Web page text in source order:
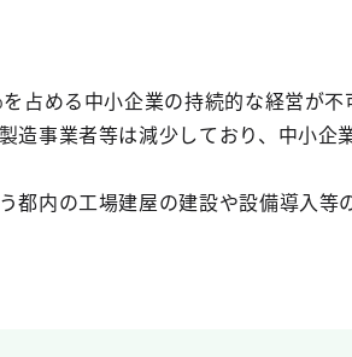
占める中小企業の持続的な経営が
造事業者等は減少しており、中小
都内の工場建屋の建設や設備導入